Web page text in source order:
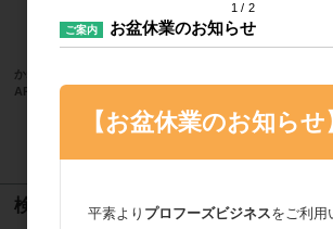
かねみつ PETゴールドトレー丸型
AP-86M 100枚
す
検索
1 2
ご案内 お盆休業のお知らせ
【お盆休業のお知らせ
平素より プロフーズビジネスをご利用